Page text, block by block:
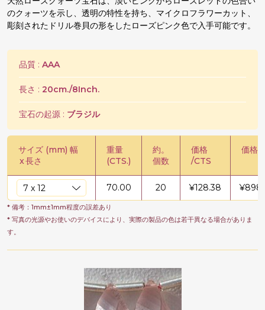
のクォーツを示し、透明の特性を持ち、マイクロフラワーカット、
彫刻されたドリル巻貝の形をしたローズピンク色で入手可能です。
品質 : AAA
長さ : 20cm./8Inch.
宝石の起源 : ブラジル
サイズ (mm) 幅
x長さ
重量
(CTS.)
約。
個数
価格
/CTS
価格 /
70.00 20 ¥128.38 ¥
* 備考：1mm±1mm程度の誤差あり
* 写真の光源やお使いのデバイスにより、実際の製品の色は若干異なる場合がありま
す。